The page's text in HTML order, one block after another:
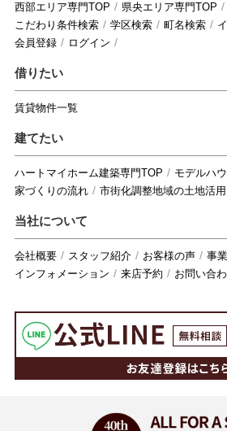
西部エリア専門TOP 県央エリア専門TOP
こだわり条件検索
学区検索 町名検索
会員登録
ログイン
借りたい
賃貸物件一覧
建てたい
ハートマイホーム建築専門TOP モデルハ
家づくりの流れ
市街化調整地域の土地活用
当社について
会社概要 スタッフ紹介 お客様の声
事
インフォメーション
来店予約 お問い合